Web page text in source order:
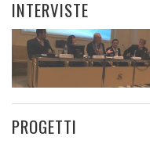
INTERVISTE
PROGETTI